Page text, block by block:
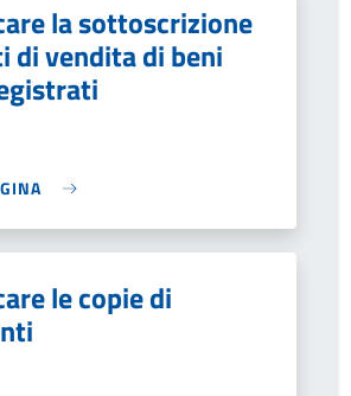
la sottoscrizione
di vendita di beni
le copie di